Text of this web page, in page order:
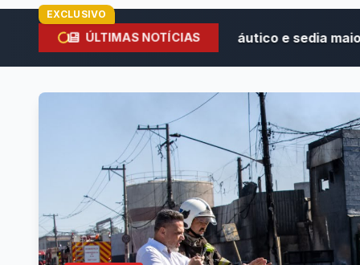
EXCLUSIVO
ÚLTIMAS NOTÍCIAS
no turismo náutico e sedia maior palco de